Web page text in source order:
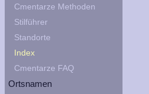
Cmentarze Methoden
Stilführer
Standorte
Index
Cmentarze FAQ
Ortsnamen